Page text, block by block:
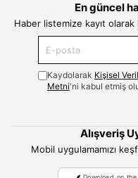
En güncel
Haber listemize kayıt
Kaydolarak Kişisel
Metni'ni kabul etmiş
Alışveriş
Mobil uygulamamızı